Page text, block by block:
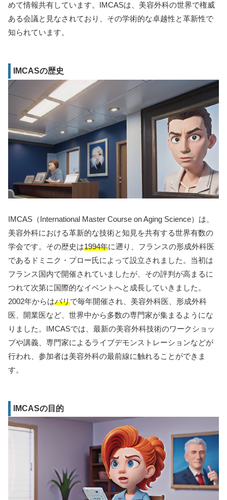
めて情報共有しています。IMCASは、美容外科の世界で権威
ある会議と見なされており、その学術的な卓越性と革新性で
知られています。
IMCASの歴史
IMCAS（International Master Course on Aging Science）は、
美容外科における革新的な技術と知見を共有する世界有数の
学会です。その歴史は1994年に遡り、フランスの形成外科医
であるドミニク・プロー氏によって設立されました。当初は
フランス国内で開催されていましたが、その評判が高まるに
つれて次第に国際的なイベントへと成長していきました。
2002年からはパリで毎年開催され、美容外科医、形成外科
医、開業医など、世界中から多数の専門家が集まるようにな
りました。IMCASでは、最新の美容外科技術のワークショッ
プや講義、専門家によるライブデモンストレーションなどが
行われ、参加者は美容外科の最前線に触れることができま
す。
IMCASの目的